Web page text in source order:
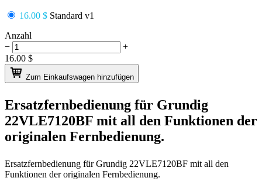
16.00 $ Standard v1
Anzahl
−
+
16.00 $
Zum Einkaufswagen hinzufügen
Ersatzfernbedienung für Grundig
22VLE7120BF mit all den Funktionen der
originalen Fernbedienung.
Ersatzfernbedienung fürGrundig 22VLE7120BF mit all den
Funktionen der originalen Fernbedienung.